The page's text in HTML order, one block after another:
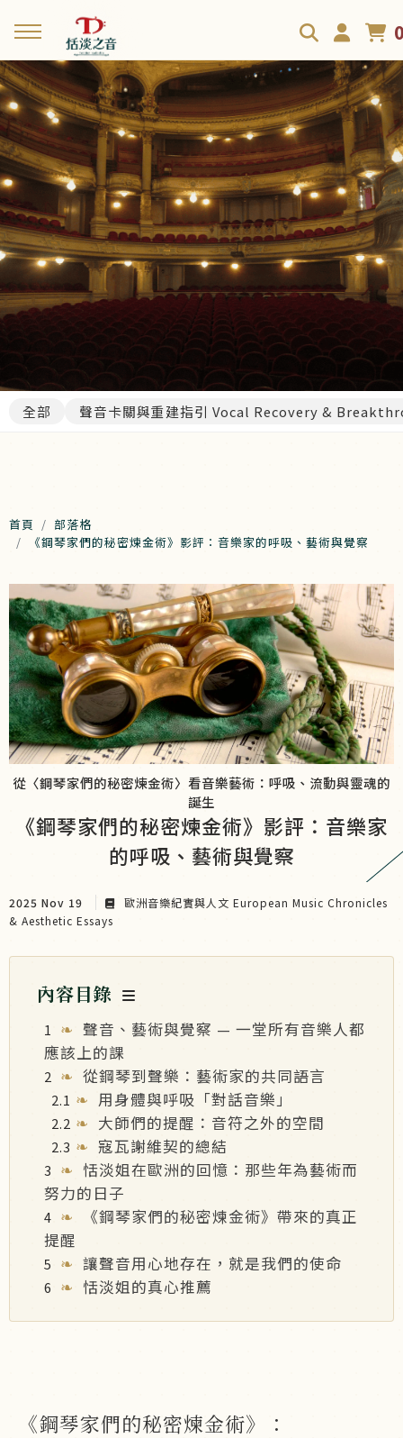
回主選單
最新線上課程
《 情緒，是你最大的聲音開關
》破解舞台緊張
《聲樂地圖：Appoggio 與呼
吸的覺察全書》
《 最完整的覺察課：情緒、聲
音與呼吸一次理解 》
每月線上聲樂講座
回主選單
與我預約
個別課預約
聲樂個別課介紹
合作邀約
回主選單
聲樂文章與影音
部落格
Podcast
回主選單
活動資訊
演出資訊
全部 聲音卡關與重建指引 Vocal Recovery &
首頁
部落格
《鋼琴家們的秘密煉金術》影評：音樂家的呼吸、藝術與覺察
從〈鋼琴家們的秘密煉金術〉看音樂藝術：呼吸、流動與靈魂的
誕生
《鋼琴家們的秘密煉金術》影評：音樂家
的呼吸、藝術與覺察
2025 Nov 19
歐洲音樂紀實與人文 European Music Chronicles
& Aesthetic Essays
內容目錄
聲音、藝術與覺察 — 一堂所有音樂人都
應該上的課
從鋼琴到聲樂：藝術家的共同語言
用身體與呼吸「對話音樂」
大師們的提醒：音符之外的空間
寇瓦謝維契的總結
恬淡姐在歐洲的回憶：那些年為藝術而
努力的日子
《鋼琴家們的秘密煉金術》帶來的真正
提醒
讓聲音用心地存在，就是我們的使命
恬淡姐的真心推薦
《鋼琴家們的秘密煉金術》：